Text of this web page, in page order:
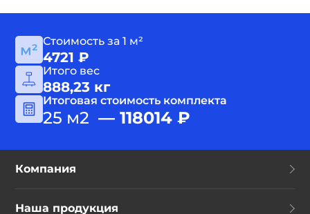
Стоимость за 1 м²
4721 ₽
Итого вес
888,23 кг
Итоговая стоимость комплекта
25 м2 —118014 ₽
Компания
Наша продукция